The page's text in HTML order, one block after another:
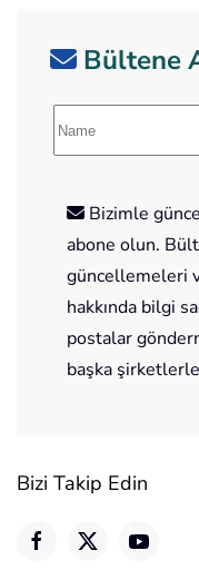
Bültene
Bizimle
abone olun.
güncellemeleri
hakkında bilgi
postalar
başka
Bizi Takip Edin